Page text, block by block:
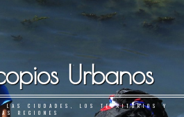
Urbanos
LAS CIUDADES, LOS TERRITORIOS Y
REGIONES